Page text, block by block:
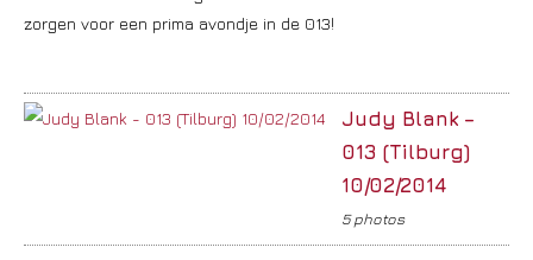
zorgen voor een prima avondje in de 013!
Judy Blank –
013 (Tilburg)
10/02/2014
5 photos